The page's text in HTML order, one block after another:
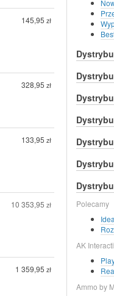
145,95 zł
328,95 zł
133,95 zł
10 353,95 zł
1 359,95 zł
Polecamy
AK
Ammo by